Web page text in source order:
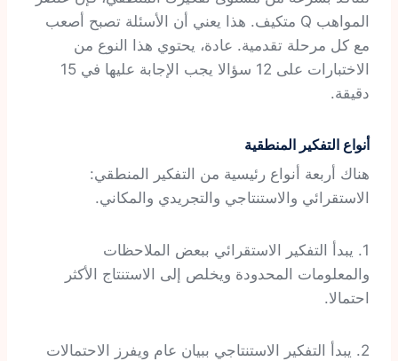
المواهب Q متكيف. هذا يعني أن الأسئلة تصبح أصعب
مع كل مرحلة تقدمية. عادة، يحتوي هذا النوع من
الاختبارات على 12 سؤالا يجب الإجابة عليها في 15
دقيقة.
أنواع التفكير المنطقية
هناك أربعة أنواع رئيسية من التفكير المنطقي:
الاستقرائي والاستنتاجي والتجريدي والمكاني.
1. يبدأ التفكير الاستقرائي ببعض الملاحظات
والمعلومات المحدودة ويخلص إلى الاستنتاج الأكثر
احتمالا.
2. يبدأ التفكير الاستنتاجي ببيان عام ويفرز الاحتمالات